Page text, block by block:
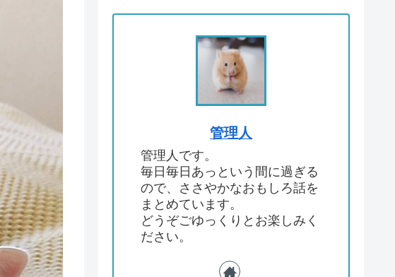
管理人
管理人です。
毎日毎日あっという間に過ぎる
ので、ささやかなおもしろ話を
まとめています。
どうぞごゆっくりとお楽しみく
ださい。